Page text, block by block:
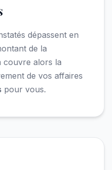
dépassent en
de la
couvre alors la
de vos affaires
pour vous.